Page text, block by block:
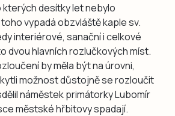
kterých desítky let nebylo
vypadá obzvláště kaple sv.
interiérové, sanační i celkové
dvou hlavních rozlučkových míst.
by měla být na úrovni,
možnost důstojně se rozloučit
náměstek primátorky Lubomír
městské hřbitovy spadají.